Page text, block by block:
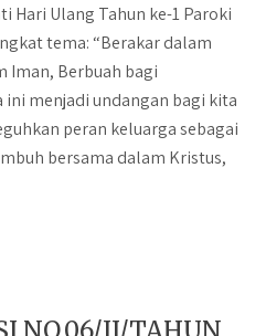
Hari Ulang Tahun ke-1 Paroki
tema: “Berakar dalam
Iman, Berbuah bagi
ini menjadi undangan bagi kita
peran keluarga sebagai
bersama dalam Kristus,